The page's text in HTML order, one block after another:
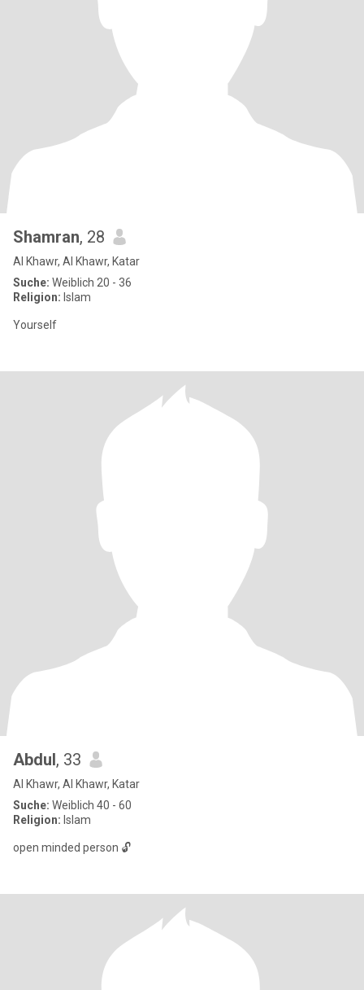
Shamran, 28
Al Khawr, Al Khawr, Katar
Suche: Weiblich 20 - 36
Religion: Islam
Yourself
Abdul, 33
Al Khawr, Al Khawr, Katar
Suche: Weiblich 40 - 60
Religion: Islam
open minded person 🔓